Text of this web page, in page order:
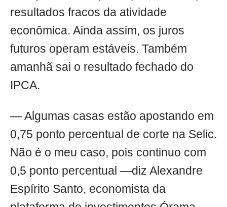
resultados fracos da atividade
econômica. Ainda assim, os juros
futuros operam estáveis. Também
amanhã sai o resultado fechado do
IPCA.
— Algumas casas estão apostando em
0,75 ponto percentual de corte na Selic.
Não é o meu caso, pois continuo com
0,5 ponto percentual —diz Alexandre
Espírito Santo, economista da